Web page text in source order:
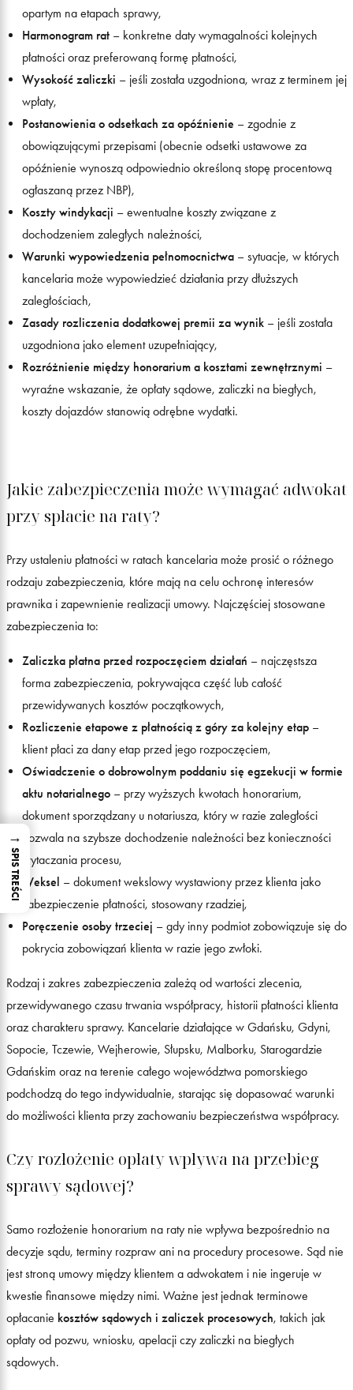
opartym na etapach sprawy,
Harmonogram rat – konkretne daty wymagalności kolejnych
płatności oraz preferowaną formę płatności,
Wysokość zaliczki – jeśli została uzgodniona, wraz z terminem jej
wpłaty,
Postanowienia o odsetkach za opóźnienie – zgodnie z
obowiązującymi przepisami (obecnie odsetki ustawowe za
opóźnienie wynoszą odpowiednio określoną stopę procentową
ogłaszaną przez NBP),
Koszty windykacji – ewentualne koszty związane z
dochodzeniem zaległych należności,
Warunki wypowiedzenia pełnomocnictwa – sytuacje, w których
kancelaria może wypowiedzieć działania przy dłuższych
zaległościach,
Zasady rozliczenia dodatkowej premii za wynik – jeśli została
uzgodniona jako element uzupełniający,
Rozróżnienie między honorarium a kosztami zewnętrznymi –
wyraźne wskazanie, że opłaty sądowe, zaliczki na biegłych,
koszty dojazdów stanowią odrębne wydatki.
Jakie zabezpieczenia może wymagać adwokat
przy spłacie na raty?
Przy ustaleniu płatności w ratach kancelaria może prosić o różnego
rodzaju zabezpieczenia, które mają na celu ochronę interesów
prawnika i zapewnienie realizacji umowy. Najczęściej stosowane
zabezpieczenia to:
Zaliczka płatna przed rozpoczęciem działań – najczęstsza
forma zabezpieczenia, pokrywająca część lub całość
przewidywanych kosztów początkowych,
Rozliczenie etapowe z płatnością z góry za kolejny etap –
klient płaci za dany etap przed jego rozpoczęciem,
Oświadczenie o dobrowolnym poddaniu się egzekucji w formie
aktu notarialnego – przy wyższych kwotach honorarium,
dokument sporządzany u notariusza, który w razie zaległości
pozwala na szybsze dochodzenie należności bez konieczności
wytaczania procesu,
Weksel – dokument wekslowy wystawiony przez klienta jako
zabezpieczenie płatności, stosowany rzadziej,
Poręczenie osoby trzeciej – gdy inny podmiot zobowiązuje się do
pokrycia zobowiązań klienta w razie jego zwłoki.
Rodzaj i zakres zabezpieczenia zależą od wartości zlecenia,
przewidywanego czasu trwania współpracy, historii płatności klienta
oraz charakteru sprawy. Kancelarie działające w Gdańsku, Gdyni,
Sopocie, Tczewie, Wejherowie, Słupsku, Malborku, Starogardzie
Gdańskim oraz na terenie całego województwa pomorskiego
podchodzą do tego indywidualnie, starając się dopasować warunki
do możliwości klienta przy zachowaniu bezpieczeństwa współpracy.
Czy rozłożenie opłaty wpływa na przebieg
sprawy sądowej?
Samo rozłożenie honorarium na raty nie wpływa bezpośrednio na
decyzje sądu, terminy rozpraw ani na procedury procesowe. Sąd nie
jest stroną umowy między klientem a adwokatem i nie ingeruje w
kwestie finansowe między nimi. Ważne jest jednak terminowe
opłacanie kosztów sądowych i zaliczek procesowych, takich jak
opłaty od pozwu, wniosku, apelacji czy zaliczki na biegłych
sądowych.
→
SPIS TREŚCI